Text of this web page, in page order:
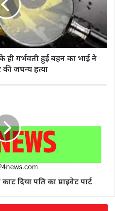
ही गर्भवती हुई बहन का भाई ने
जघन्य हत्या
दिया पति का प्राइवेट पार्ट